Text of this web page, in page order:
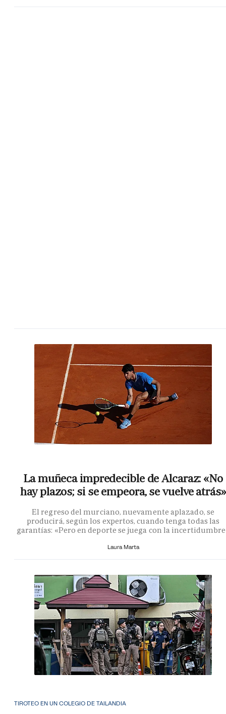
La muñeca impredecible de Alcaraz: «No
hay plazos; si se empeora, se vuelve atrás»
El regreso del murciano, nuevamente aplazado, se
producirá, según los expertos, cuando tenga todas las
garantías: «Pero en deporte se juega con la
Laura Marta
TIROTEO EN UN COLEGIO DE TAILANDIA